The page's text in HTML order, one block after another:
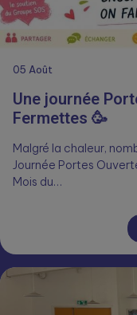
05 Août
Une journée
Fermettes 🥳
Malgré la chaleur,
Journée Portes
Mois du…